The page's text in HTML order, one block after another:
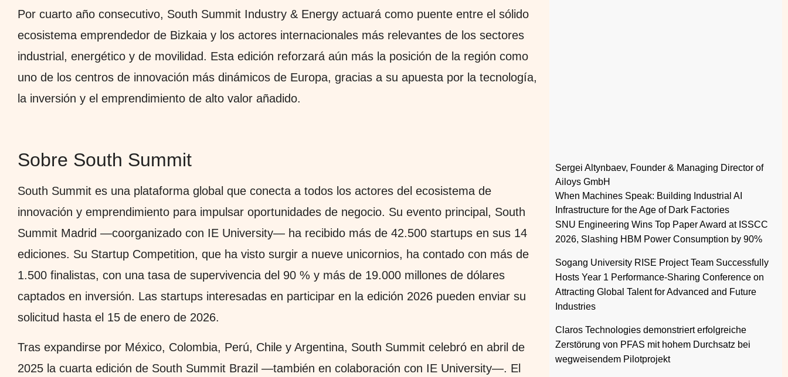
Por cuarto año consecutivo, South Summit Industry & Energy actuará como puente entre el sólido
ecosistema emprendedor de Bizkaia y los actores internacionales más relevantes de los sectores
industrial, energético y de movilidad. Esta edición reforzará aún más la posición de la región como
uno de los centros de innovación más dinámicos de Europa, gracias a su apuesta por la tecnología,
la inversión y el emprendimiento de alto valor añadido.
Sobre South Summit
South Summit es una plataforma global que conecta a todos los actores del ecosistema de
innovación y emprendimiento para impulsar oportunidades de negocio. Su evento principal, South
Summit Madrid —coorganizado con IE University— ha recibido más de 42.500 startups en sus 14
ediciones. Su Startup Competition, que ha visto surgir a nueve unicornios, ha contado con más de
1.500 finalistas, con una tasa de supervivencia del 90 % y más de 19.000 millones de dólares
captados en inversión. Las startups interesadas en participar en la edición 2026 pueden enviar su
solicitud hasta el 15 de enero de 2026.
Tras expandirse por México, Colombia, Perú, Chile y Argentina, South Summit celebró en abril de
2025 la cuarta edición de South Summit Brazil —también en colaboración con IE University—. El
Sergei Altynbaev, Founder & Managing Director of
Ailoys GmbH
When Machines Speak: Building Industrial AI
Infrastructure for the Age of Dark Factories
SNU Engineering Wins Top Paper Award at ISSCC
2026, Slashing HBM Power Consumption by 90%
Sogang University RISE Project Team Successfully
Hosts Year 1 Performance-Sharing Conference on
Attracting Global Talent for Advanced and Future
Industries
Claros Technologies demonstriert erfolgreiche
Zerstörung von PFAS mit hohem Durchsatz bei
wegweisendem Pilotprojekt